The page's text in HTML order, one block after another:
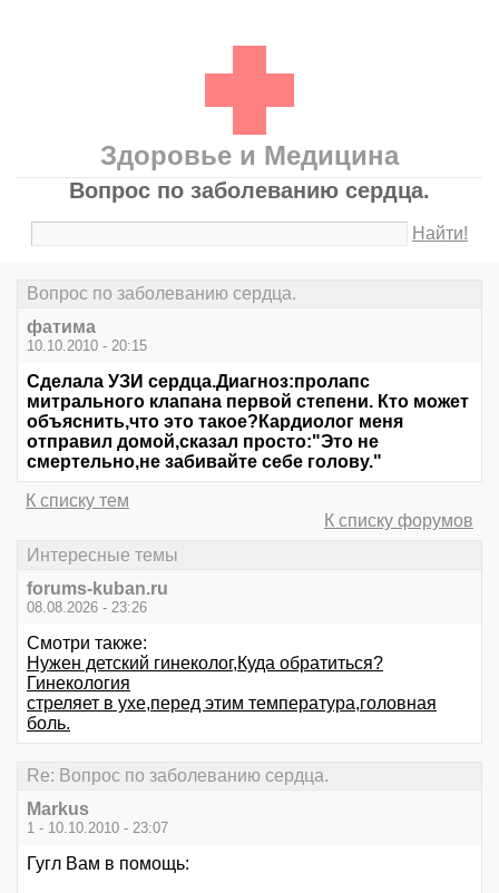
Здоровье и Медицина
Вопрос по заболеванию сердца.
Найти!
Вопрос по заболеванию сердца.
фатима
10.10.2010 - 20:15
Сделала УЗИ сердца.Диагноз:пролапс
митрального клапана первой степени. Кто может
объяснить,что это такое?Кардиолог меня
отправил домой,сказал просто:"Это не
смертельно,не забивайте себе голову."
К списку тем
К списку форумов
Интересные темы
forums-kuban.ru
08.08.2026 - 23:26
Смотри также:
Нужен детский гинеколог,Куда обратиться?
Гинекология
стреляет в ухе,перед этим температура,головная
боль.
Re: Вопрос по заболеванию сердца.
Markus
1 - 10.10.2010 - 23:07
Гугл Вам в помощь: